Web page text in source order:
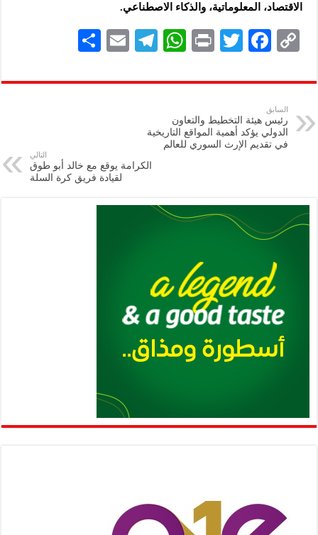
الاقتصاد، المعلوماتية، والذكاء الاصطناعي.
C
p
y
Li
n
F
eb
k
T
tt
P
nt
W
at
A
p
Te
gr
E
ai
ar
السابق
رئيس هيئة التخطيط والتعاون
الدولي يؤكد أهمية المواقع التاريخية
في تقديم الإرث السوري للعالم
التالي
الكرامة يوقع مع خالد أبو طوق
لقيادة فريق كرة السلة